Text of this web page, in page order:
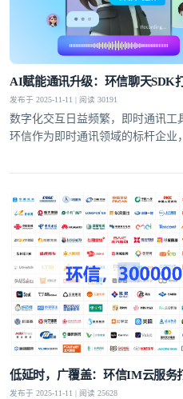
AI赋能通讯升级：环信聊天SDK
发布于 2025-11-11 | 阅读 30191
数字化交互日益频繁，即时通讯工
环信作为即时通讯领域的标杆企
供高效开发方案的同时，也为用
低延时，广覆盖：环信IM云服务
发布于 2025-11-11 | 阅读 25628